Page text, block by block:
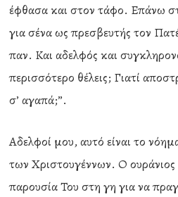
έφθασα και στον τάφο. Επάνω
για σένα ως πρεσβευτής τον
παν. Και αδελφός και
περισσότερο θέλεις; Γιατί
σ’ αγαπά;”.
Αδελφοί μου, αυτό είναι το
των Χριστουγέννων. Ο ουράνιος
παρουσία Του στη γη για να